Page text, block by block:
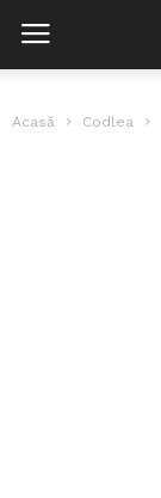
Acasă Codlea